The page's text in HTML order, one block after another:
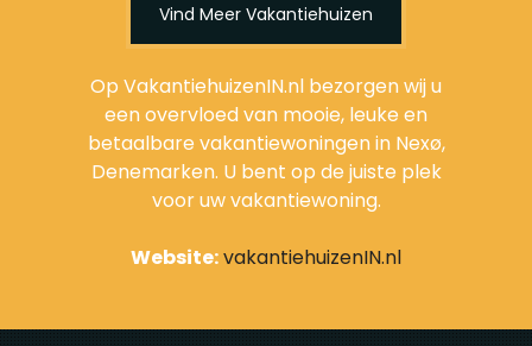
Vind Meer Vakantiehuizen
Op VakantiehuizenIN.nl bezorgen wij u
een overvloed van mooie, leuke en
betaalbare vakantiewoningen in Nexø,
Denemarken. U bent op de juiste plek
voor uw vakantiewoning.
Website:vakantiehuizenIN.nl